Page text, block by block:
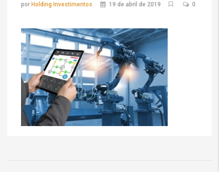
por Holding Investimentos 19 de abril de 2019 0